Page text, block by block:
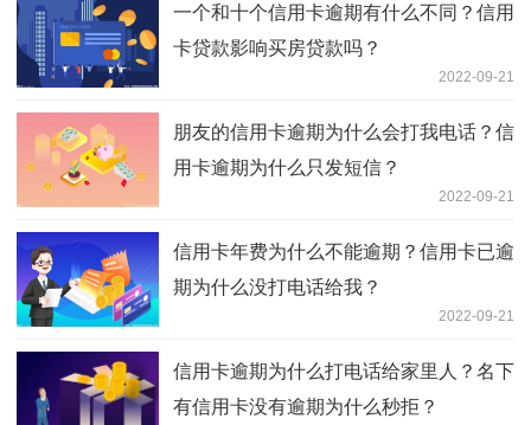
一个和十个信用卡逾期有什么不同？信用
卡贷款影响买房贷款吗？
2022-09-21
朋友的信用卡逾期为什么会打我电话？信
用卡逾期为什么只发短信？
2022-09-21
信用卡年费为什么不能逾期？信用卡已逾
期为什么没打电话给我？
2022-09-21
信用卡逾期为什么打电话给家里人？名下
有信用卡没有逾期为什么秒拒？